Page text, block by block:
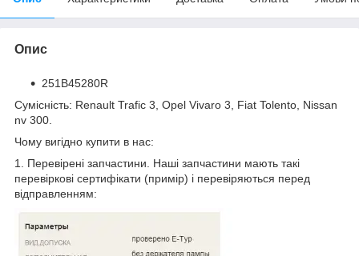
Опис
251B45280R
Сумісність: Renault Trafic 3, Opel Vivaro 3, Fiat Tolento, Nissan
nv 300.
Чому вигідно купити в нас:
1. Перевірені запчастини. Наші запчастини мають такі
перевіркові сертифікати (примір) і перевіряються перед
відправленням: